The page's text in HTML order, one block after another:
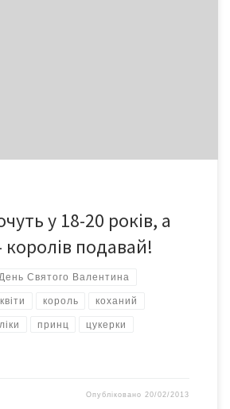
у 18-20 років, а
подавай!
Святого Валентина
квіти король коханий
принц цукерки
Опубліковано 20/02/2013